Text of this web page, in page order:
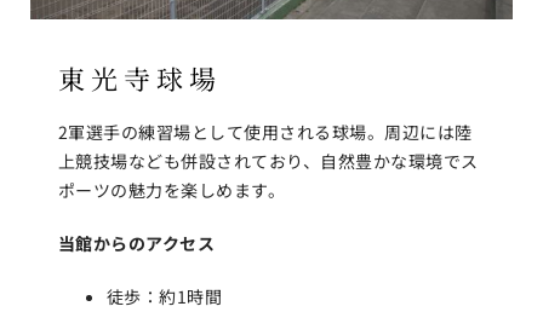
東光寺球場
2軍選手の練習場として使用される球場。周辺には陸
上競技場なども併設されており、自然豊かな環境でス
ポーツの魅力を楽しめます。
当館からのアクセス
徒歩：約1時間